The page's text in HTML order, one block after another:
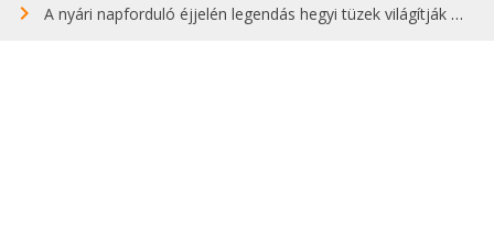
A nyári napforduló éjjelén legendás hegyi tüzek világítják meg Zugspitzét